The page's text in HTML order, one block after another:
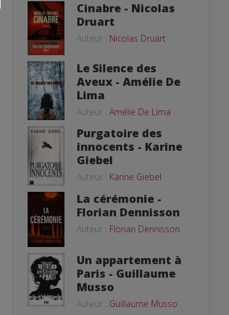
Cinabre - Nicolas
Druart
Auteur : Nicolas Druart
Le Silence des
Aveux - Amélie De
Lima
Auteur : Amélie De Lima
Purgatoire des
innocents - Karine
Giebel
Auteur : Karine Giebel
La cérémonie -
Florian Dennisson
Auteur : Florian Dennisson
Un appartement à
Paris - Guillaume
Musso
Auteur : Guillaume Musso